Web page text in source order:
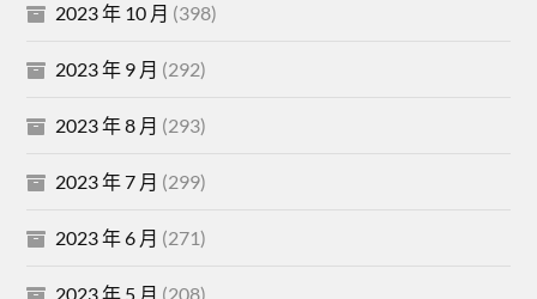
2023 年 10 月 (398)
2023 年 9 月 (292)
2023 年 8 月 (293)
2023 年 7 月 (299)
2023 年 6 月 (271)
2023 年 5 月 (208)